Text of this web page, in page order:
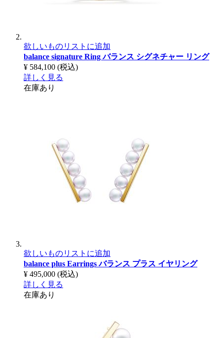
欲しいものリストに追加
balance signature Ringバランス シグネチャー リング
¥ 584,100 (税込)
詳しく見る
在庫あり
欲しいものリストに追加
balance plus Earringsバランス プラス イヤリング
¥ 495,000 (税込)
詳しく見る
在庫あり